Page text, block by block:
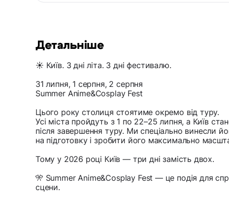
Детальніше
☀️ Київ. 3 дні літа. 3 дні фестивалю.
31 липня, 1 серпня, 2 серпня
Summer Anime&Cosplay Fest
Цього року столиця стоятиме окремо від туру.
Усі міста пройдуть з 1 по 22–25 липня, а Київ
після завершення туру. Ми спеціально винесли
на підготовку і зробити його максимально
Тому у 2026 році Київ — три дні замість двох.
🎌 Summer Anime&Cosplay Fest — це подія для
сцени.